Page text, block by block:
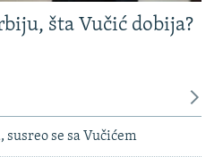
šta Vučić dobija?
susreo se sa Vučićem